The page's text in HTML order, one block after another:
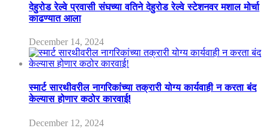
देहुरोड रेल्वे प्रवासी संघच्या वतिने देहुरोड रेल्वे स्टेशनवर मशाल मोर्चा
काढण्यात आला
December 14, 2024
स्मार्ट सारथीवरील नागरिकांच्या तक्रारी योग्य कार्यवाही न करता बंद
केल्यास होणार कठोर कारवाई!
December 12, 2024